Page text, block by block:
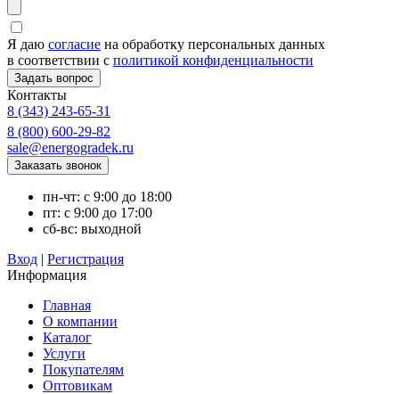
Я даю согласие на обработку персональных данных
в соответствии с политикой конфиденциальности
Контакты
8 (343) 243-65-31
8 (800) 600-29-82
sale@energogradek.ru
пн-чт: с 9:00 до 18:00
пт: с 9:00 до 17:00
сб-вс: выходной
Вход | Регистрация
Информация
Главная
О компании
Каталог
Услуги
Покупателям
Оптовикам